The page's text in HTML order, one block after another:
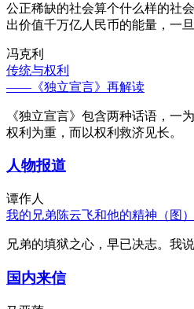
公正稀缺的社会算个什么样的社
出价值千万亿人民币的能量，一
冯克利
传统与权利
——《独立宣言》再解读
《独立宣言》包含两种话语，
权利为重，而以权利救济见长。
人物报道
谭作人
我的兄弟陈云飞和他的精神（图）
兄弟的填狱之心，早已决志。我
国内来信